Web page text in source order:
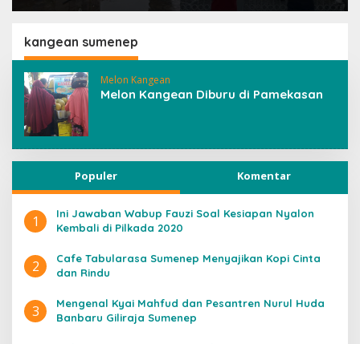
kangean sumenep
Melon Kangean
Melon Kangean Diburu di Pamekasan
Populer Komentar
1
Ini Jawaban Wabup Fauzi Soal Kesiapan Nyalon
Kembali di Pilkada 2020
2
Cafe Tabularasa Sumenep Menyajikan Kopi Cinta
dan Rindu
3
Mengenal Kyai Mahfud dan Pesantren Nurul Huda
Banbaru Giliraja Sumenep